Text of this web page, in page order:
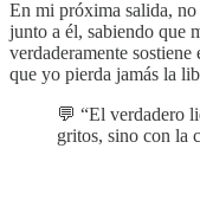
En mi próxima salida, no
junto a él, sabiendo
verdaderamente
que yo pierda jamás la
💬 “El verdadero
gritos, sino con la